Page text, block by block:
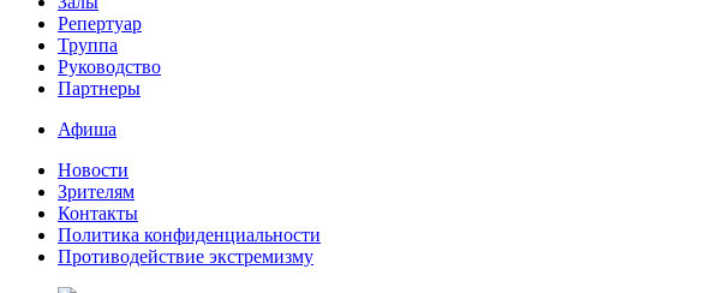
Репертуар
Труппа
Руководство
Партнеры
Афиша
Новости
Зрителям
Контакты
Политика конфиденциальности
Противодействие экстремизму